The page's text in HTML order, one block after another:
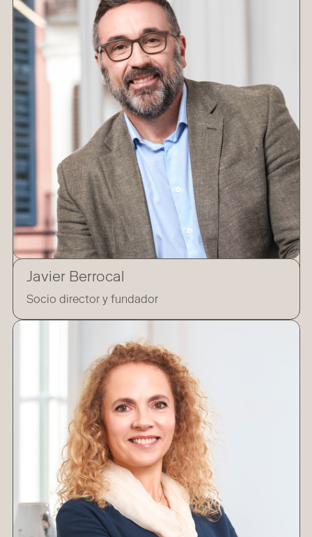
Javier Berrocal
Socio director y fundador